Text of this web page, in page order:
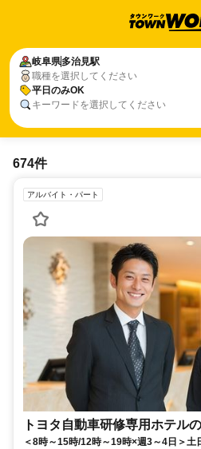
岐阜県多治見駅
職種を選択してください
平日のみOK
キーワードを選択してください
674件
アルバイト・パート
トヨタ自動車研修専用ホテル
＜8時～15時/12時～19時×週3～4日＞